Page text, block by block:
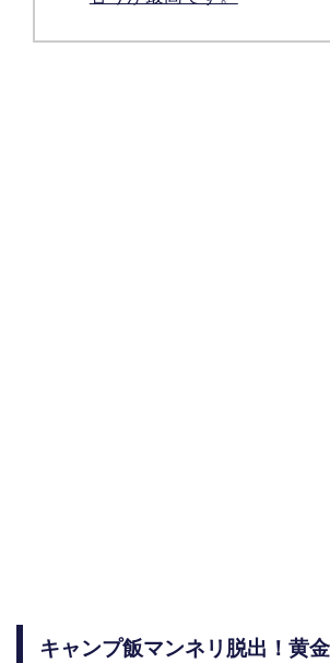
キャンプ飯マンネリ脱出！黄